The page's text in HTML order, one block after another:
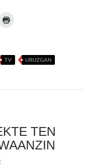
TV URUZGAN
TEN